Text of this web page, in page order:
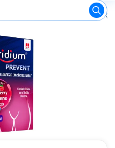
Remédios para Alergias e